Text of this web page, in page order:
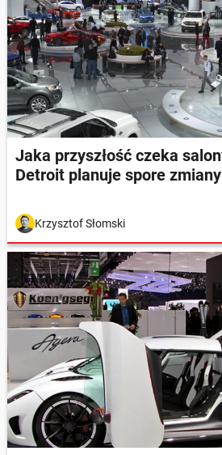
Jaka przyszłość czeka
Detroit planuje spore zmiany
Krzysztof Słomski